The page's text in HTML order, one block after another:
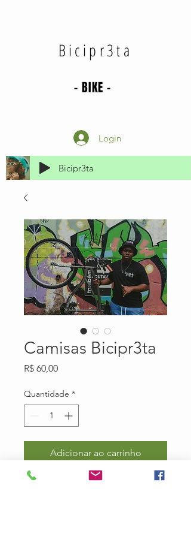
Bicipr3ta
- BIKE -
Login
Bicipr3ta
Camisas Bicipr3ta
R$ 60,00Preço
Quantidade *
Adicionar ao carrinho